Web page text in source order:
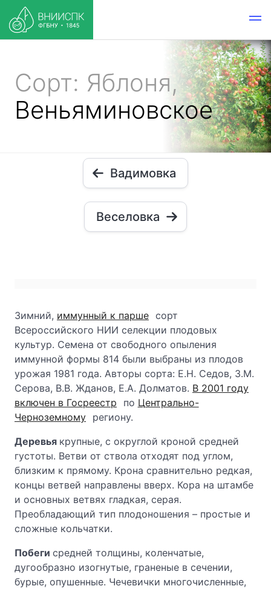
Сорт: Яблоня,
Веньяминовское
Вадимовка
Веселовка
Зимний, иммунный к парше сорт
Всероссийского НИИ селекции плодовых
культур. Семена от свободного опыления
иммунной формы 814 были выбраны из плодов
урожая 1981 года. Авторы сорта: Е.Н. Седов, З.М.
Серова, В.В. Жданов, Е.А. Долматов. В 2001 году
включен в Госреестр
по Центрально-
Черноземному региону.
Деревья крупные, с округлой кроной средней
густоты. Ветви от ствола отходят под углом,
близким к прямому. Крона сравнительно редкая,
концы ветвей направлены вверх. Кора на штамбе
и основных ветвях гладкая, серая.
Преобладающий тип плодоношения – простые и
сложные кольчатки.
Побеги средней толщины, коленчатые,
дугообразно изогнутые, граненые в сечении,
бурые, опушенные. Чечевички многочисленные,